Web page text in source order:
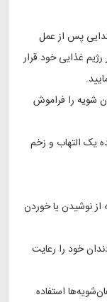
پس از عمل
غذایی خود قرار
شویه را فراموش
یک التهاب و زخم
از نوشیدن یا خوردن
و دندان خود را رعایت
استفاده